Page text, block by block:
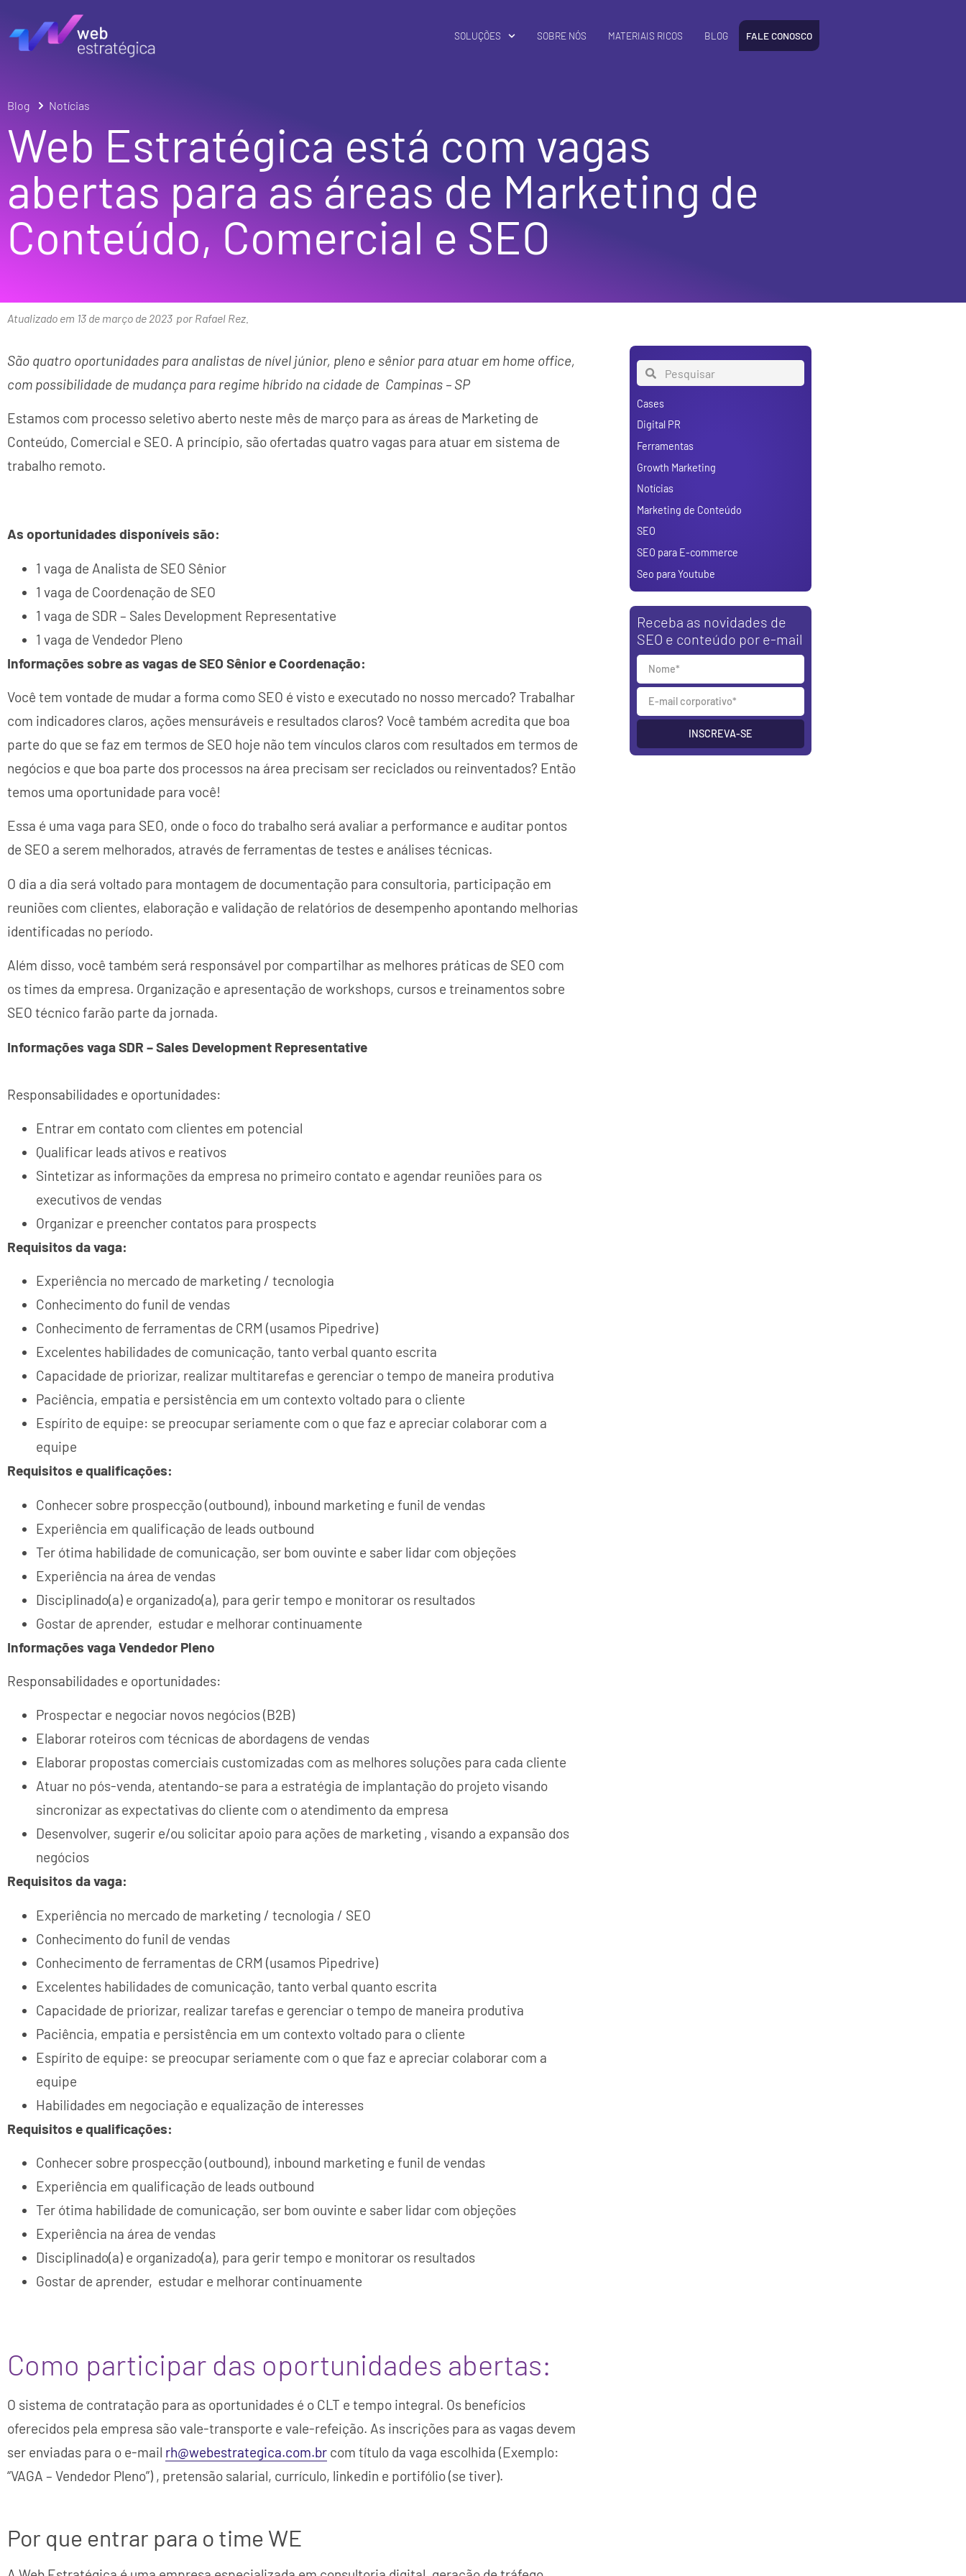
SOLUÇÕES SOBRE NÓS MATERIAIS RICOS BLOG FALE CONOSCO
Blog Notícias
Web Estratégica está com vagas
abertas para as áreas de Marketing de
Conteúdo, Comercial e SEO
Atualizado em 13 de março de 2023 por Rafael Rez.
São quatro oportunidades para analistas de nível júnior, pleno e sênior para atuar em home office,
com possibilidade de mudança para regime híbrido na cidade de Campinas – SP
Estamos com processo seletivo aberto neste mês de março para as áreas de Marketing de
Conteúdo, Comercial e SEO. A princípio, são ofertadas quatro vagas para atuar em sistema de
trabalho remoto.
As oportunidades disponíveis são:
1 vaga de Analista de SEO Sênior
1 vaga de Coordenação de SEO
1 vaga de SDR – Sales Development Representative
1 vaga de Vendedor Pleno
Informações sobre as vagas de SEO Sênior e Coordenação:
Você tem vontade de mudar a forma como SEO é visto e executado no nosso mercado? Trabalhar
com indicadores claros, ações mensuráveis e resultados claros? Você também acredita que boa
parte do que se faz em termos de SEO hoje não tem vínculos claros com resultados em termos de
negócios e que boa parte dos processos na área precisam ser reciclados ou reinventados? Então
temos uma oportunidade para você!
Essa é uma vaga para SEO, onde o foco do trabalho será avaliar a performance e auditar pontos
de SEO a serem melhorados, através de ferramentas de testes e análises técnicas.
O dia a dia será voltado para montagem de documentação para consultoria, participação em
reuniões com clientes, elaboração e validação de relatórios de desempenho apontando melhorias
identificadas no período.
Além disso, você também será responsável por compartilhar as melhores práticas de SEO com
os times da empresa. Organização e apresentação de workshops, cursos e treinamentos sobre
SEO técnico farão parte da jornada.
Informações vaga SDR – Sales Development Representative
Responsabilidades e oportunidades:
Entrar em contato com clientes em potencial
Qualificar leads ativos e reativos
Sintetizar as informações da empresa no primeiro contato e agendar reuniões para os
executivos de vendas
Organizar e preencher contatos para prospects
Requisitos da vaga:
Experiência no mercado de marketing / tecnologia
Conhecimento do funil de vendas
Conhecimento de ferramentas de CRM (usamos Pipedrive)
Excelentes habilidades de comunicação, tanto verbal quanto escrita
Capacidade de priorizar, realizar multitarefas e gerenciar o tempo de maneira produtiva
Paciência, empatia e persistência em um contexto voltado para o cliente
Espírito de equipe: se preocupar seriamente com o que faz e apreciar colaborar com a
equipe
Requisitos e qualificações:
Conhecer sobre prospecção (outbound), inbound marketing e funil de vendas
Experiência em qualificação de leads outbound
Ter ótima habilidade de comunicação, ser bom ouvinte e saber lidar com objeções
Experiência na área de vendas
Disciplinado(a) e organizado(a), para gerir tempo e monitorar os resultados
Gostar de aprender, estudar e melhorar continuamente
Informações vaga Vendedor Pleno
Responsabilidades e oportunidades:
Prospectar e negociar novos negócios (B2B)
Elaborar roteiros com técnicas de abordagens de vendas
Elaborar propostas comerciais customizadas com as melhores soluções para cada cliente
Atuar no pós-venda, atentando-se para a estratégia de implantação do projeto visando
sincronizar as expectativas do cliente com o atendimento da empresa
Desenvolver, sugerir e/ou solicitar apoio para ações de marketing , visando a expansão dos
negócios
Requisitos da vaga:
Experiência no mercado de marketing / tecnologia / SEO
Conhecimento do funil de vendas
Conhecimento de ferramentas de CRM (usamos Pipedrive)
Excelentes habilidades de comunicação, tanto verbal quanto escrita
Capacidade de priorizar, realizar tarefas e gerenciar o tempo de maneira produtiva
Paciência, empatia e persistência em um contexto voltado para o cliente
Espírito de equipe: se preocupar seriamente com o que faz e apreciar colaborar com a
equipe
Habilidades em negociação e equalização de interesses
Requisitos e qualificações:
Conhecer sobre prospecção (outbound), inbound marketing e funil de vendas
Experiência em qualificação de leads outbound
Ter ótima habilidade de comunicação, ser bom ouvinte e saber lidar com objeções
Experiência na área de vendas
Disciplinado(a) e organizado(a), para gerir tempo e monitorar os resultados
Gostar de aprender, estudar e melhorar continuamente
Como participar das oportunidades abertas:
O sistema de contratação para as oportunidades é o CLT e tempo integral. Os benefícios
oferecidos pela empresa são vale-transporte e vale-refeição. As inscrições para as vagas devem
ser enviadas para o e-mail rh@webestrategica.com.br com título da vaga escolhida (Exemplo:
“VAGA – Vendedor Pleno”) , pretensão salarial, currículo, linkedin e portifólio (se tiver).
Por que entrar para o time WE
Cases
Digital PR
Ferramentas
Growth Marketing
Notícias
Marketing de Conteúdo
SEO
SEO para E-commerce
Seo para Youtube
Receba as novidades de
SEO e conteúdo por e-mail
INSCREVA-SE